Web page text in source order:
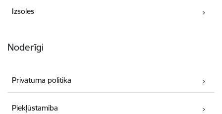
Izsoles
Noderīgi
Privātuma politika
Piekļūstamība